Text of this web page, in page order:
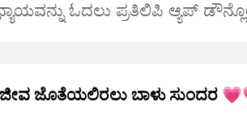
ಓದಲು ಪ್ರತಿಲಿಪಿ ಆ್ಯಪ್
ಜೊತೆಯಲಿರಲು ಬಾಳು ಸುಂದರ